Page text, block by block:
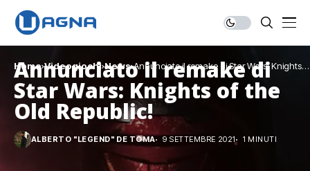
Home Videogiochi News Annunciato il remake di Star Wars: Knights
of the Old Republic!
Annunciato il remake di
Star Wars: Knights of the
Old Republic!
ALBERTO "LEGEND" DE TOMA 9 SETTEMBRE 2021 1 MINUTI